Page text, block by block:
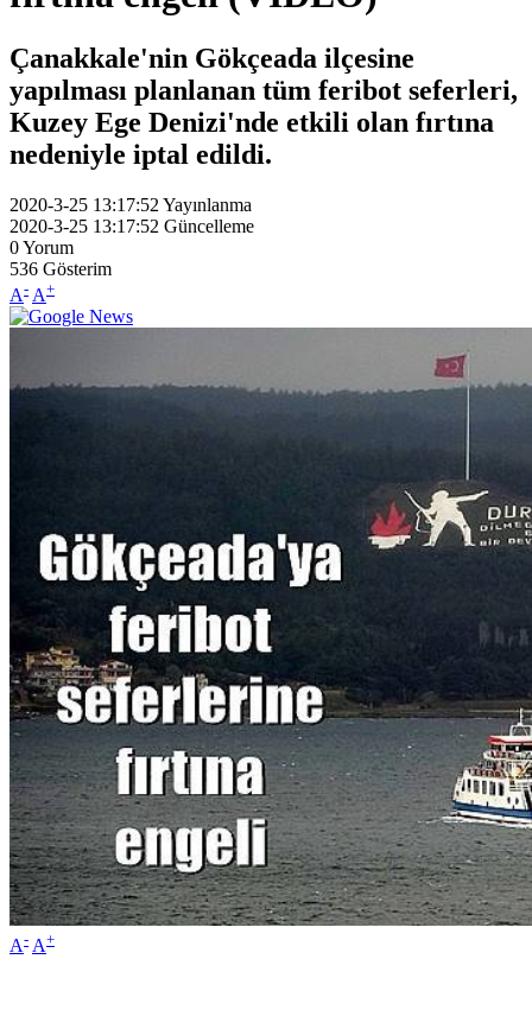
Çanakkale'nin Gökçeada ilçesine
yapılması planlanan tüm feribot seferleri,
Kuzey Ege Denizi'nde etkili olan fırtına
nedeniyle iptal edildi.
2020-3-25 13:17:52 Yayınlanma
2020-3-25 13:17:52 Güncelleme
0Yorum
536 Gösterim
A- A+
A- A+